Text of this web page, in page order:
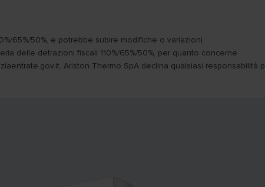
65%/50%, e potrebbe subire modifiche o variazioni.
delle detrazioni fiscali 110%/65%/50%, per quanto concerne
Ariston Thermo SpA declina qualsiasi responsabilità